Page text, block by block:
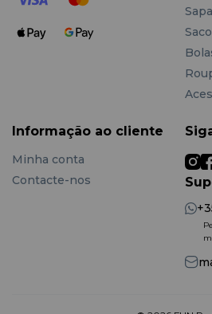
Informação ao cliente
Minha conta
Contacte-nos